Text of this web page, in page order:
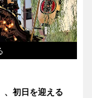
初日を迎える